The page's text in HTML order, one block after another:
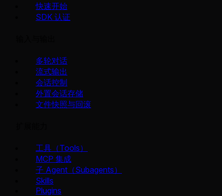
快速开始
SDK 认证
多轮对话
流式输出
会话控制
外置会话存储
文件快照与回滚
工具（Tools）
MCP 集成
子 Agent（Subagents）
Skills
Plugins